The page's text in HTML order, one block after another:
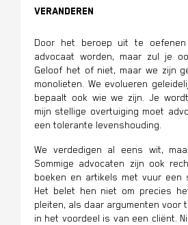
veranderen
Door het beroep uit te
advocaat worden, maar zul je
Geloof het of niet, maar we zijn
monolieten. We evolueren
bepaalt ook wie we zijn. Je
mijn stellige overtuiging moet
een tolerante levenshouding.
We verdedigen al eens wit,
Sommige advocaten zijn ook
boeken en artikels met vuur een
Het belet hen niet om precies
pleiten, als daar argumenten voor
in het voordeel is van een cliënt.